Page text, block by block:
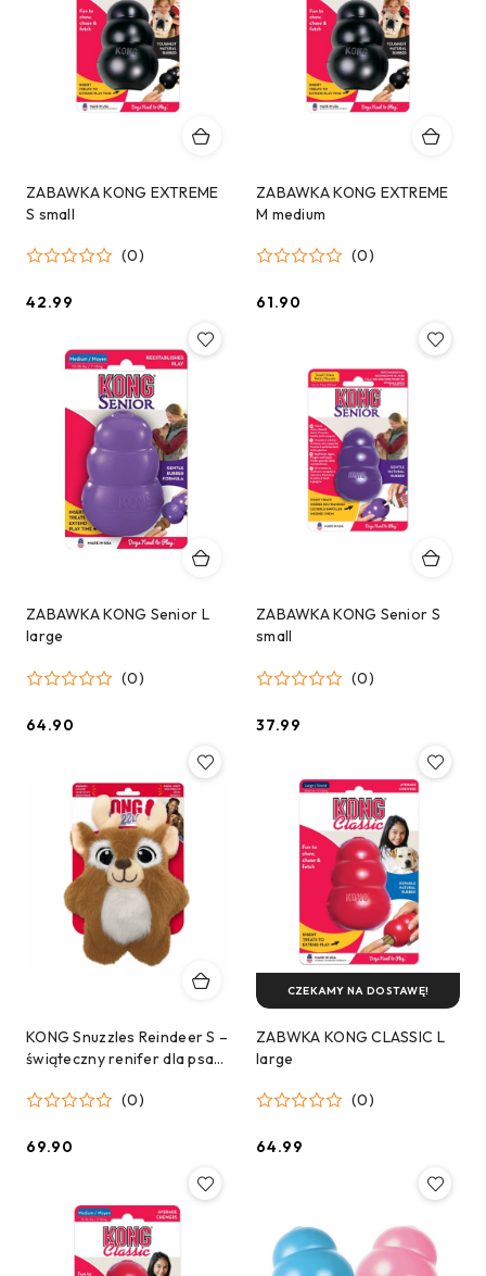
ZABAWKA KONG EXTREME
S small
(0)
Cena:
42.99
ZABAWKA KONG EXTREME
M medium
(0)
Cena:
61.90
ZABAWKA KONG Senior L
large
(0)
Cena:
64.90
ZABAWKA KONG Senior S
small
(0)
Cena:
37.99
KONG Snuzzles Reindeer S –
świąteczny renifer dla psa
(0)
Cena:
69.90
ZABWKA KONG CLASSIC L
large
(0)
Cena:
64.99
CZEKAMY NA DOSTAWĘ!